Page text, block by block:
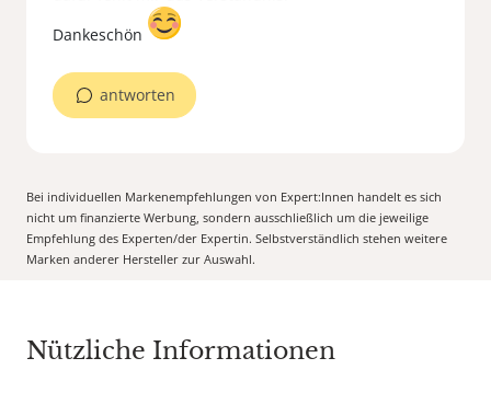
Dankeschön
antworten
Bei individuellen Markenempfehlungen von Expert:Innen handelt es sich
nicht um finanzierte Werbung, sondern ausschließlich um die jeweilige
Empfehlung des Experten/der Expertin. Selbstverständlich stehen weitere
Marken anderer Hersteller zur Auswahl.
Nützliche Informationen